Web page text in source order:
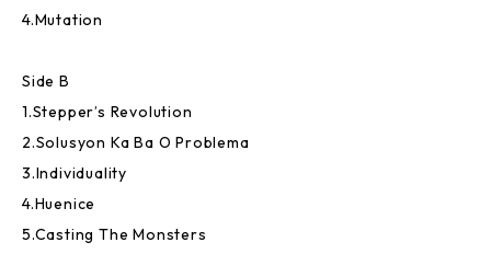
4.Mutation
Side B
1.Stepper’s Revolution
2.Solusyon Ka Ba O Problema
3.Individuality
4.Huenice
5.Casting The Monsters